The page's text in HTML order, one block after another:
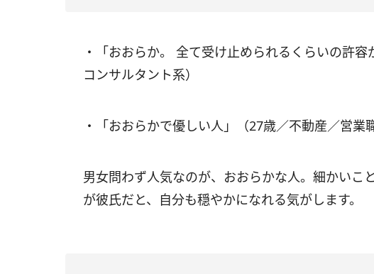
・「おおらか。 全て受け止められるくらいの許
コンサルタント系）
・「おおらかで優しい人」（27歳／不動産／営業職
男女問わず人気なのが、おおらかな人。細かいこ
が彼氏だと、自分も穏やかになれる気がします。